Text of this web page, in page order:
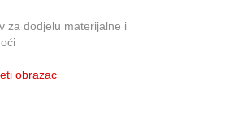
za dodjelu materijalne i
obrazac